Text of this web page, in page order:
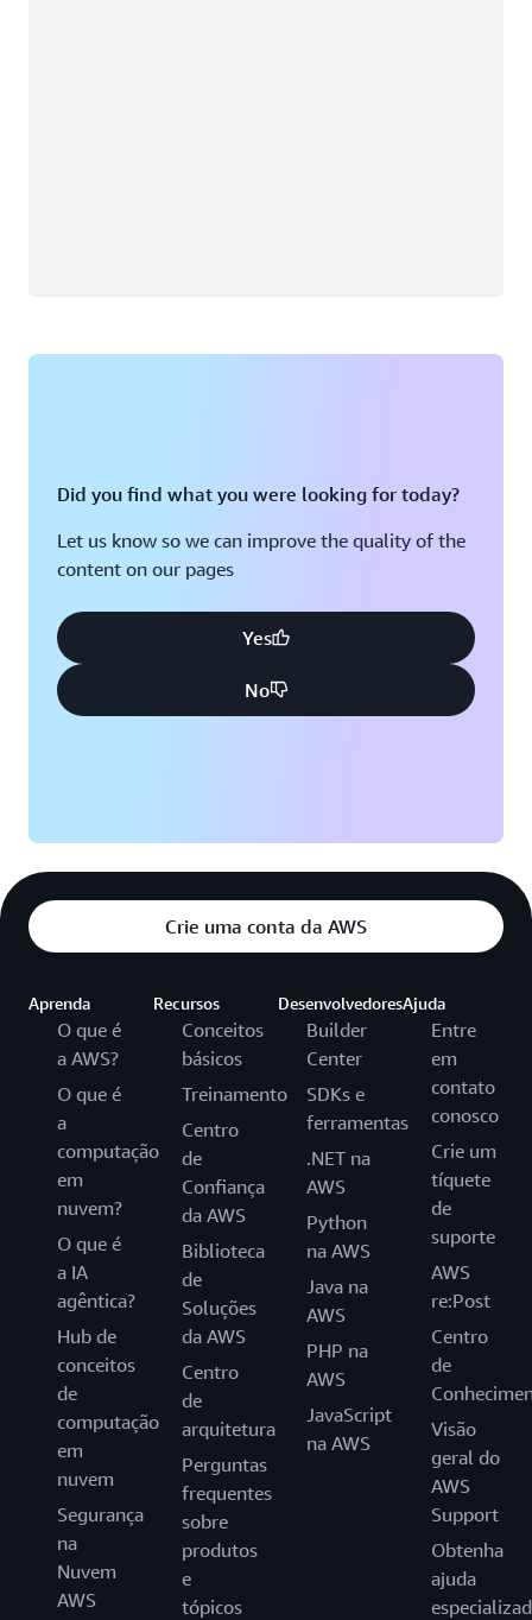
Did you find what you were looking for today?
Let us know so we can improve the quality of the
content on our pages
Yes
No
Crie uma conta da AWS
Aprenda
O que é
a AWS?
O que é
a
computação
em
nuvem?
O que é
a IA
agêntica?
Hub de
conceitos
de
computação
em
nuvem
Segurança
na
Nuvem
AWS
Recursos
Conceitos
básicos
Treinamento
Centro
de
Confiança
da AWS
Biblioteca
de
Soluções
da AWS
Centro
de
arquitetura
Perguntas
frequentes
sobre
produtos
e
tópicos
Desenvolvedores
Builder
Center
SDKs e
ferramentas
.NET na
AWS
Python
na AWS
Java na
AWS
PHP na
AWS
JavaScript
na AWS
Ajuda
Entre
em
contato
conosco
Crie um
tíquete
de
suporte
AWS
re:Post
Centro
de
Visão
geral do
AWS
Support
Obtenha
ajuda